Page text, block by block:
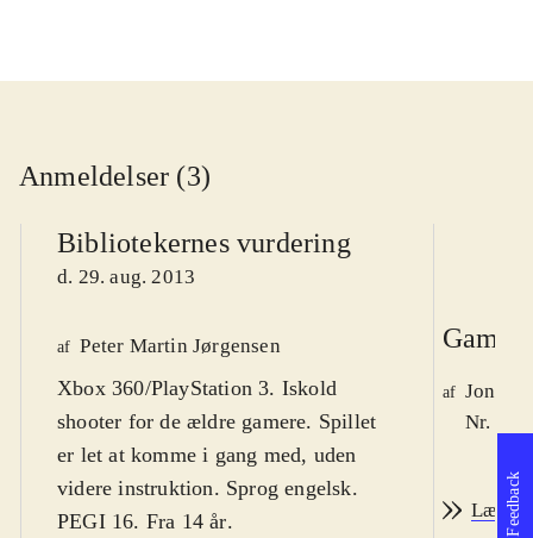
Anmeldelser (3)
Bibliotekernes vurdering
d. 29. aug. 2013
af Peter Martin Jørgensen
Xbox 360/PlayStation 3. Iskold
shooter for de ældre gamere. Spillet
er let at komme i gang med, uden
videre instruktion. Sprog engelsk.
PEGI 16. Fra 14 år.
Game
af Jonas
Nr.
LæsFeedback